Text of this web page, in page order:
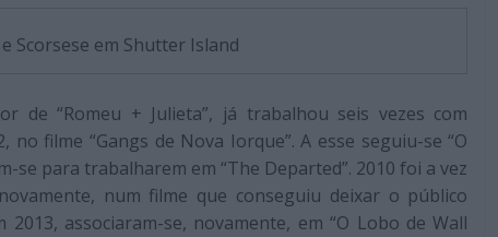
Scorsese em Shutter Island
de “Romeu + Julieta”, já trabalhou seis vezes com
no filme “Gangs de Nova Iorque”. A esse seguiu-se “O
se para trabalharem em “The Departed”. 2010 foi a vez
num filme que conseguiu deixar o público
associaram-se, novamente, em “O Lobo de Wall